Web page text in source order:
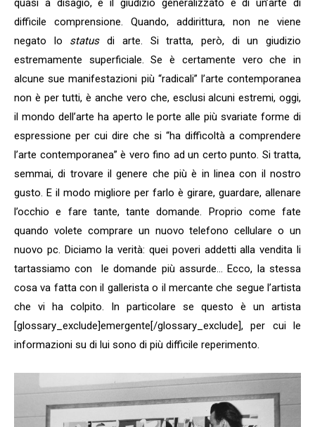
quasi a disagio, e il giudizio generalizzato è di un’arte di
difficile comprensione. Quando, addirittura, non ne viene
negato lo statusdi arte. Si tratta, però, di un giudizio
estremamente superficiale. Se è certamente vero che in
alcune sue manifestazioni più “radicali” l’arte contemporanea
non è per tutti, è anche vero che, esclusi alcuni estremi, oggi,
il mondo dell’arte ha aperto le porte alle più svariate forme di
espressione per cui dire che si “ha difficoltà a comprendere
l’arte contemporanea” è vero fino ad un certo punto. Si tratta,
semmai, di trovare il genere che più è in linea con il nostro
gusto. E il modo migliore per farlo è girare, guardare, allenare
l’occhio e fare tante, tante domande. Proprio come fate
quando volete comprare un nuovo telefono cellulare o un
nuovo pc. Diciamo la verità: quei poveri addetti alla vendita li
tartassiamo con
le domande più assurde… Ecco, la stessa
cosa va fatta con il gallerista o il mercante che segue l’artista
che vi ha colpito. In particolare se questo è un artista
[glossary_exclude]emergente[/glossary_exclude], per cui le
informazioni su di lui sono di più difficile reperimento.